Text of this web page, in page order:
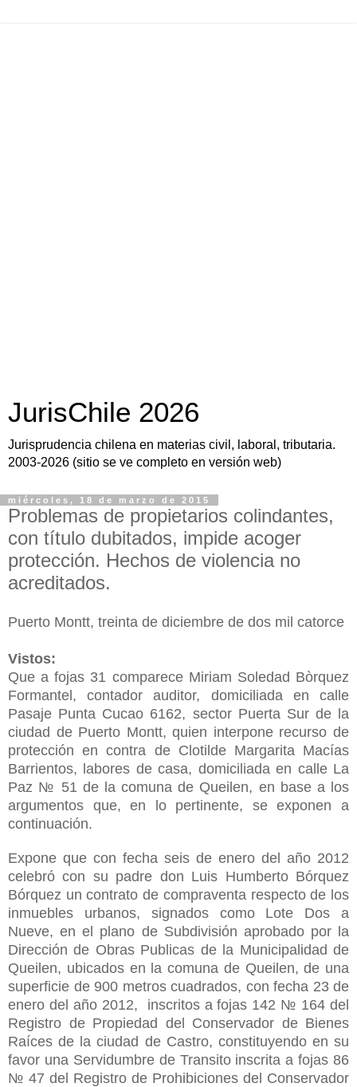
JurisChile 2026
Jurisprudencia chilena en materias civil, laboral, tributaria.
2003-2026 (sitio se ve completo en versión web)
miércoles, 18 de marzo de 2015
Problemas de propietarios colindantes,
con título dubitados, impide acoger
protección. Hechos de violencia no
acreditados.
Puerto Montt, treinta de diciembre de dos mil catorce
Vistos:
Que a fojas 31 comparece Miriam Soledad Bòrquez
Formantel, contador auditor, domiciliada en calle
Pasaje Punta Cucao 6162, sector Puerta Sur de la
ciudad de Puerto Montt, quien interpone recurso de
protección en contra de Clotilde Margarita Macías
Barrientos, labores de casa, domiciliada en calle La
Paz № 51 de la comuna de Queilen, en base a los
argumentos que, en lo pertinente, se exponen a
continuación.
Expone que con fecha seis de enero del año 2012
celebró con su padre don Luis Humberto Bórquez
Bórquez un contrato de compraventa respecto de los
inmuebles urbanos, signados como Lote Dos a
Nueve, en el plano de Subdivisión aprobado por la
Dirección de Obras Publicas de la Municipalidad de
Queilen, ubicados en la comuna de Queilen, de una
superficie de 900 metros cuadrados, con fecha 23 de
enero del año 2012, inscritos a fojas 142 № 164 del
Registro de Propiedad del Conservador de Bienes
Raíces de la ciudad de Castro, constituyendo en su
favor una Servidumbre de Transito inscrita a fojas 86
№ 47 del Registro de Prohibiciones del Conservador